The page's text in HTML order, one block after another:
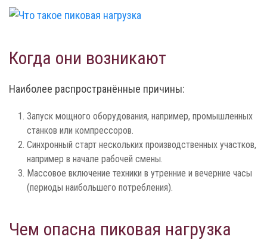
Когда они возникают
Наиболее распространённые причины:
Запуск мощного оборудования, например, промышленных
станков или компрессоров.
Синхронный старт нескольких производственных участков,
например в начале рабочей смены.
Массовое включение техники в утренние и вечерние часы
(периоды наибольшего потребления).
Чем опасна пиковая нагрузка